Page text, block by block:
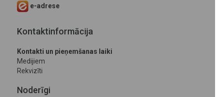
e-adrese
Kontaktinformācija
Kontakti un pieņemšanas laiki
Medijiem
Rekvizīti
Noderīgi